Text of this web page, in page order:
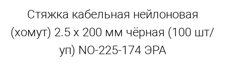
Стяжка кабельная нейлоновая
(хомут) 2.5 х 200 мм чёрная (100 шт/
уп) NO-225-174 ЭРА